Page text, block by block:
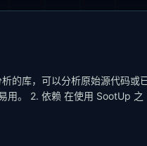
的库，可以分析原始源代码或
用。 2. 依赖 在使用 SootUp 之